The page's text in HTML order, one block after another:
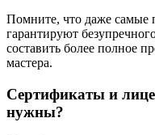
Помните, что даже самые
гарантируют
составить более полное
мастера.
Сертификаты и
нужны?